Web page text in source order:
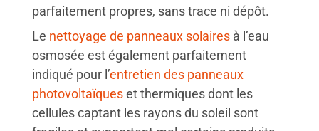
parfaitement propres, sans trace ni dépôt.
Le nettoyage de panneaux solairesà l’eau
osmosée est également parfaitement
indiqué pour l’entretien des panneaux
photovoltaïqueset thermiques dont les
cellules captant les rayons du soleil sont